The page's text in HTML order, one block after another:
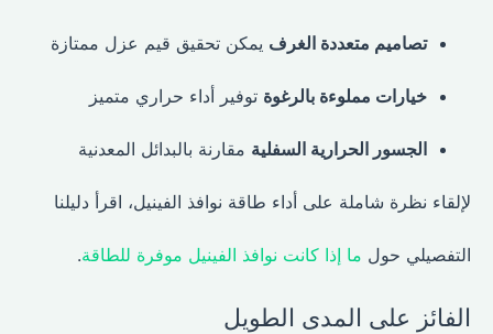
تصاميم متعددة الغرفيمكن تحقيق قيم عزل ممتازة
خيارات مملوءة بالرغوةتوفير أداء حراري متميز
الجسور الحرارية السفليةمقارنة بالبدائل المعدنية
لإلقاء نظرة شاملة على أداء طاقة نوافذ الفينيل، اقرأ دليلنا
التفصيلي حول ما إذا كانت نوافذ الفينيل موفرة للطاقة.
الفائز على المدى الطويل